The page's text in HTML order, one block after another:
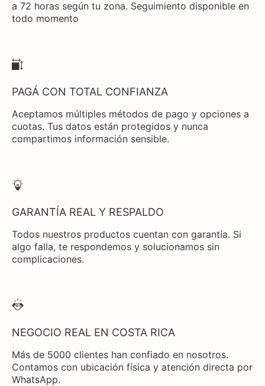
a 72 horas según tu zona. Seguimiento disponible en
todo momento
PAGÁ CON TOTAL CONFIANZA
Aceptamos múltiples métodos de pago y opciones a
cuotas. Tus datos están protegidos y nunca
compartimos información sensible.
GARANTÍA REAL Y RESPALDO
Todos nuestros productos cuentan con garantía. Si
algo falla, te respondemos y solucionamos sin
complicaciones.
NEGOCIO REAL EN COSTA RICA
Más de 5000 clientes han confiado en nosotros.
Contamos con ubicación física y atención directa por
WhatsApp.